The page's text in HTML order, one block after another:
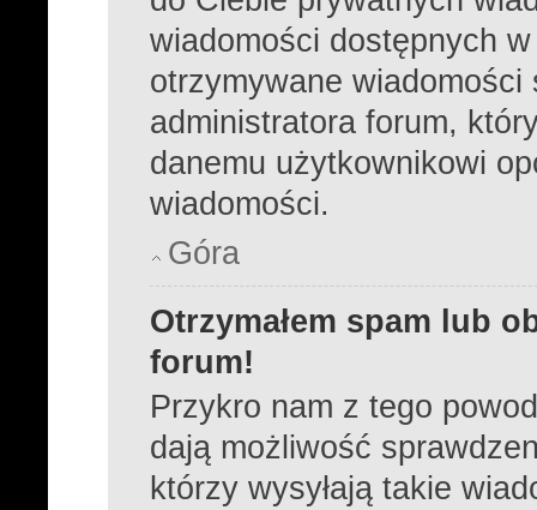
wiadomości dostępnych
otrzymywane
administratora forum,
danemu użytkownikowi
wiadomości.
Góra
Otrzymałem spam lub
forum!
Przykro nam z tego
dają możliwość
którzy wysyłają takie